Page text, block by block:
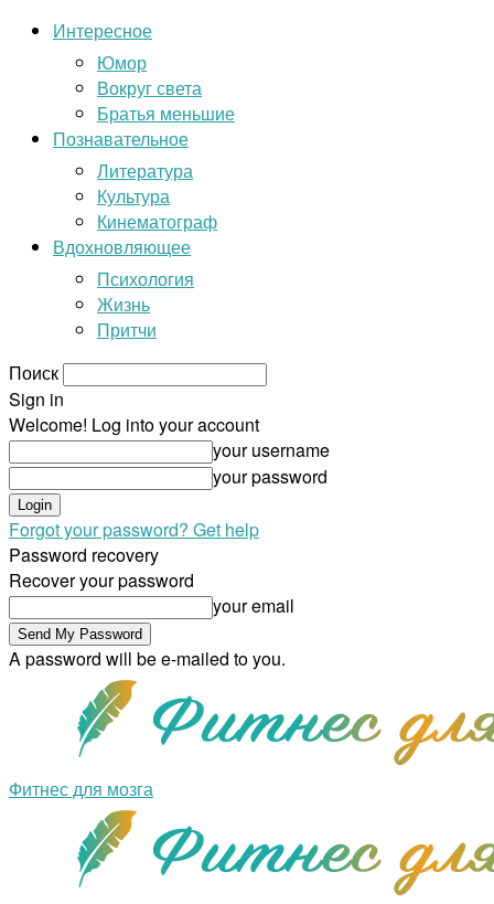
Интересное
Юмор
Вокруг света
Братья меньшие
Познавательное
Литература
Культура
Кинематограф
Вдохновляющее
Психология
Жизнь
Притчи
Поиск
Sign in
Welcome! Log into your account
your username
your password
Forgot your password? Get help
Password recovery
Recover your password
your email
A password will be e-mailed to you.
Фитнес для мозга